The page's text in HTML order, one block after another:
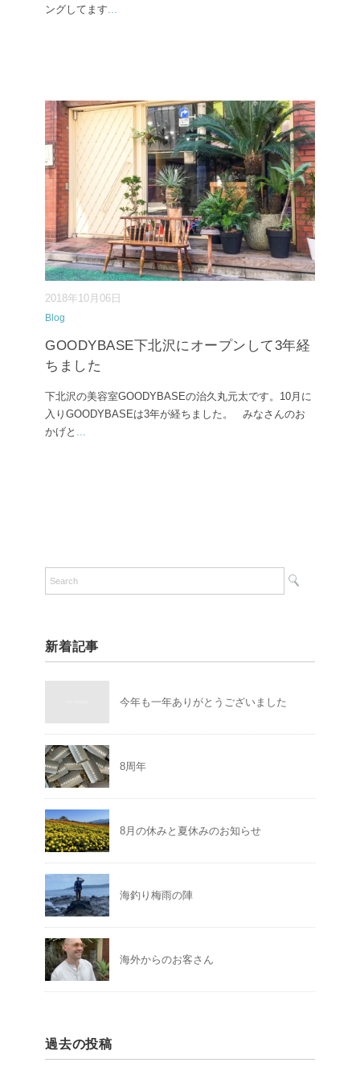
ングしてます...
2018年10月06日
Blog
GOODYBASE下北沢にオープンして3年経
ちました
下北沢の美容室GOODYBASEの治久丸元太です。10月に
入りGOODYBASEは3年が経ちました。 みなさんのお
かげと ...
新着記事
今年も一年ありがとうございました
8周年
8月の休みと夏休みのお知らせ
海釣り梅雨の陣
海外からのお客さん
過去の投稿